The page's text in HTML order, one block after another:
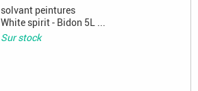
solvant peintures
White spirit - Bidon 5L ...
Sur stock